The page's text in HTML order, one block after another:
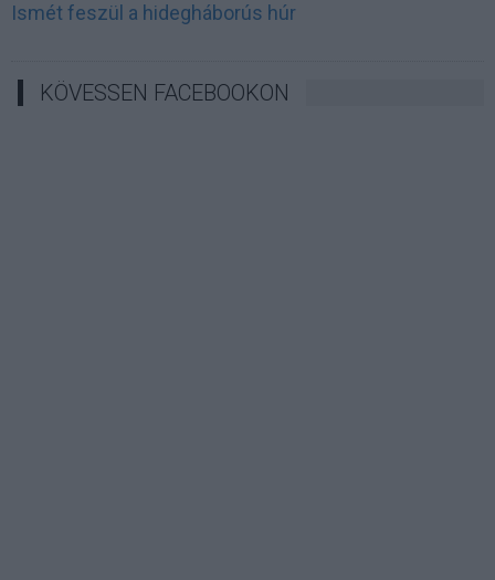
Ismét feszül a hidegháborús húr
KÖVESSEN FACEBOOKON